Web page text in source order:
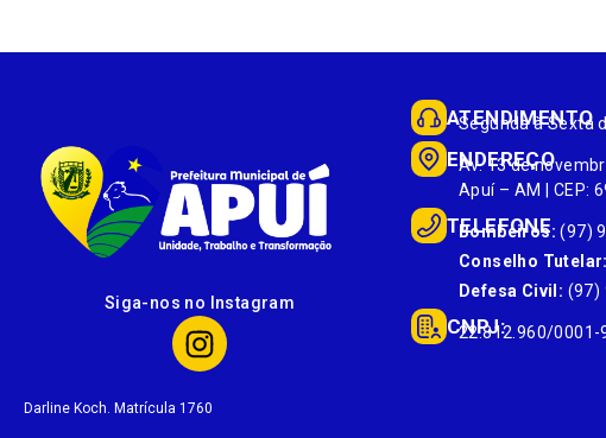
Siga-nos no Instagram
Darline Koch. Matrícula 1760
ATENDIMENTO
Segunda à Sexta
ENDEREÇO
Av. 13 de
Apuí – AM | CEP:
TELEFONE
Bombeiros: (97)
Conselho Tutelar:
Defesa Civil: (97)
CNPJ:
22.812.960/0001-